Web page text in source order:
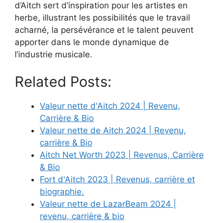
d’Aitch sert d’inspiration pour les artistes en
herbe, illustrant les possibilités que le travail
acharné, la persévérance et le talent peuvent
apporter dans le monde dynamique de
l’industrie musicale.
Related Posts:
Valeur nette d'Aitch 2024 | Revenu,
Carrière & Bio
Valeur nette de Aitch 2024 | Revenu,
carrière & Bio
Aitch Net Worth 2023 | Revenus, Carrière
& Bio
Fort d'Aitch 2023 | Revenus, carrière et
biographie.
Valeur nette de LazarBeam 2024 |
revenu, carrière & bio